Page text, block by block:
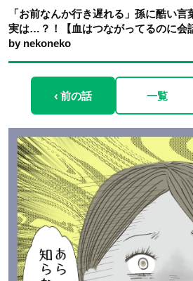
「お前なんか行き遅れる」孫に酷い言
実は…？！【血はつながってるのに会
by nekoneko
‹ 前の話 一覧